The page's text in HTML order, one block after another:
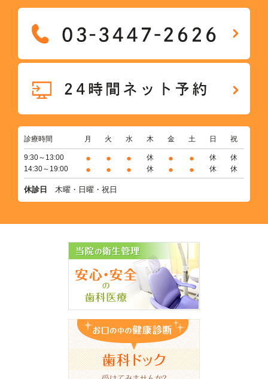
診療時間 月 火 水 木 金 土 日 祝
9:30～13:00 ● ● ● 休 ● ● 休
休
14:30～19:00
● ● ● 休 ● ● 休 休
休診日 木曜・日曜・祝日